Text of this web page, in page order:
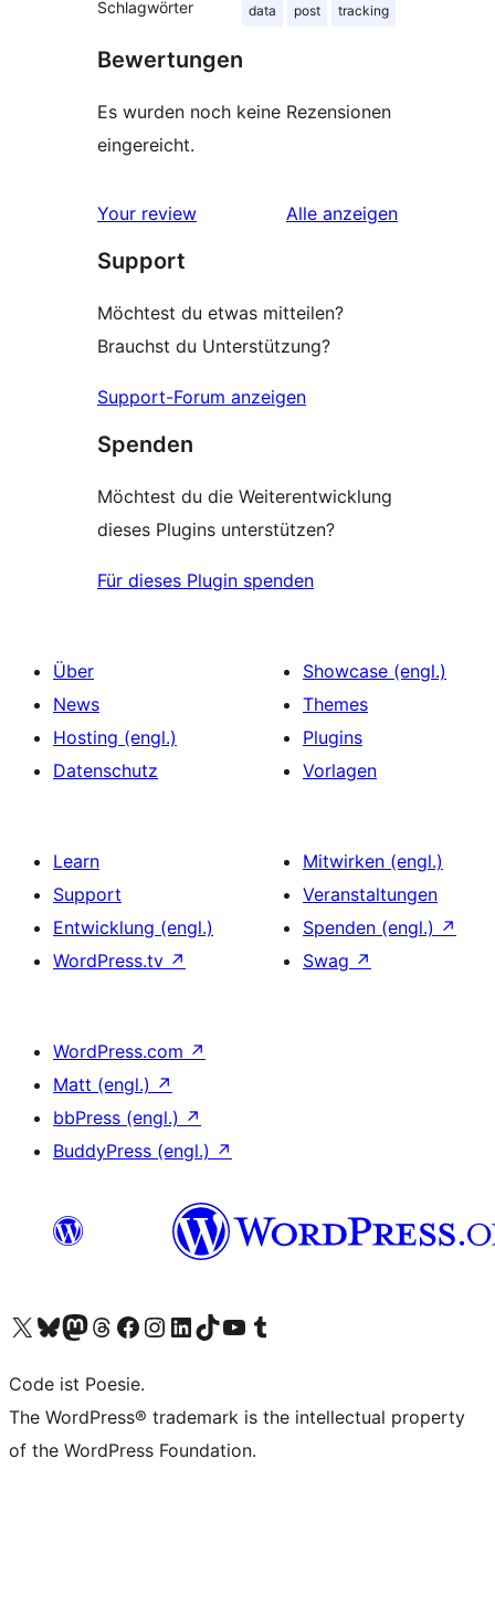
Schlagwörter data post tracking
Bewertungen
Es wurden noch keine Rezensionen
eingereicht.
Your review Alle Rezensionen
anzeigen
Support
Möchtest du etwas mitteilen?
Brauchst du Unterstützung?
Support-Forum anzeigen
Spenden
Möchtest du die Weiterentwicklung
dieses Plugins unterstützen?
Für dieses Plugin spenden
Über
News
Hosting (engl.)
Datenschutz
Showcase (engl.)
Themes
Plugins
Vorlagen
Learn
Support
Entwicklung (engl.)
WordPress.tv ↗
Mitwirken (engl.)
Veranstaltungen
Spenden (engl.) ↗
Swag ↗
WordPress.com ↗
Matt (engl.) ↗
bbPress (engl.) ↗
BuddyPress (engl.) ↗
Unser X-Konto (früher Twitter) besuchen
Unser Bluesky-Konto besuchen
Unser Mastodon-Konto besuchen
Unser Threads-Konto besuchen
Unsere Facebook-Seite besuchen
Unser Instagram-Konto besuchen
Unser LinkedIn-Konto besuchen
Unser TikTok-Konto besuchen
Unseren YouTube-Kanal besuchen
Unser Tumblr-Konto besuchen
Code ist Poesie.
The WordPress® trademark is the intellectual property
of the WordPress Foundation.